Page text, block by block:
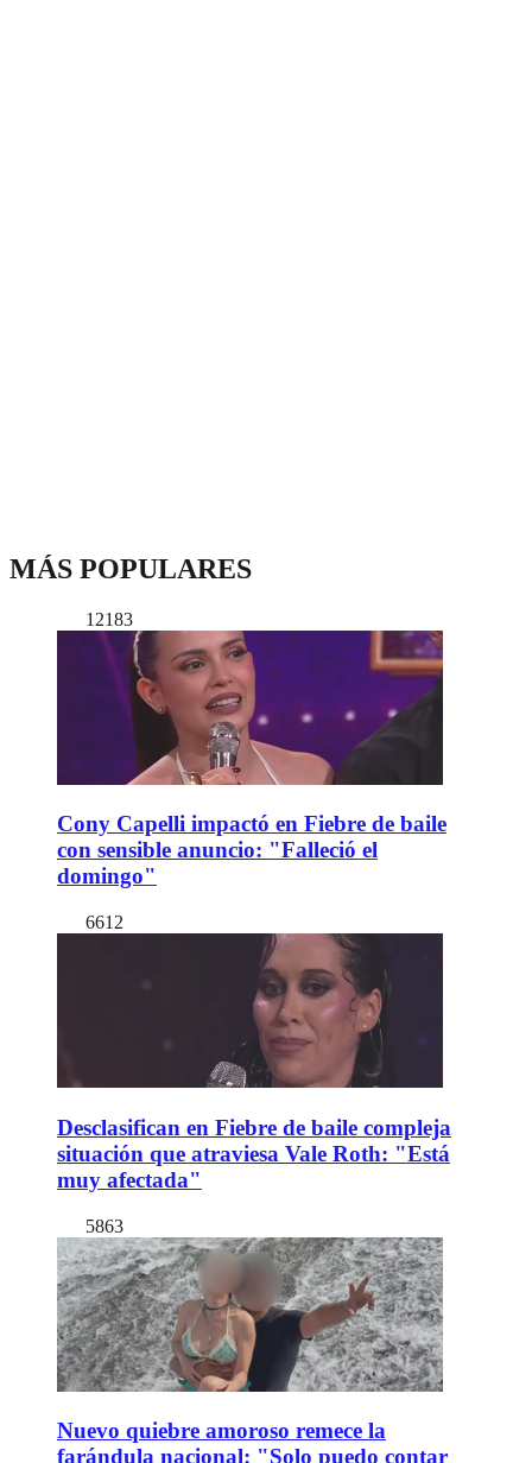
MÁS POPULARES
12183
Cony Capelli impactó en Fiebre de baile
con sensible anuncio: "Falleció el
domingo"
6612
Desclasifican en Fiebre de baile compleja
situación que atraviesa Vale Roth: "Está
muy afectada"
5863
Nuevo quiebre amoroso remece la
farándula nacional: "Solo puedo contar